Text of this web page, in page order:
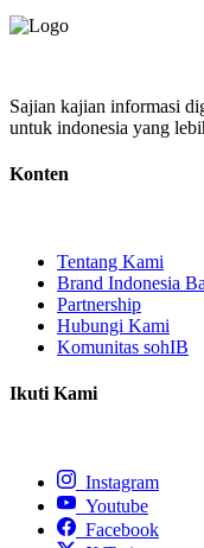
Sajian kajian informasi
untuk indonesia yang
Konten
Tentang Kami
Brand Indonesia
Partnership
Hubungi Kami
Komunitas sohIB
Ikuti Kami
Instagram
Youtube
Facebook